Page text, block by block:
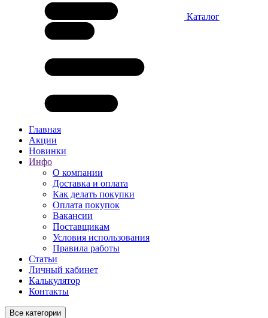
Каталог
Главная
Акции
Новинки
Инфо
О компании
Доставка и оплата
Как делать покупки
Оплата покупок
Вакансии
Поставщикам
Условия использования
Правила работы
Статьи
Личный кабинет
Калькулятор
Контакты
Все категории